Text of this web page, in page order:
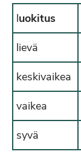
luokitus
lievä
keskivaikea
vaikea
syvä